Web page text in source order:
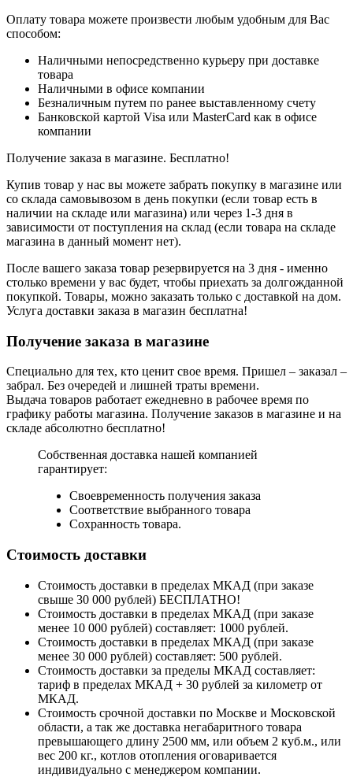
Оплату товара можете произвести любым удобным для Вас
способом:
Наличными непосредственно курьеру при доставке
товара
Наличными в офисе компании
Безналичным путем по ранее выставленному счету
Банковской картой Visa или MasterCard как в офисе
компании
Получение заказа в магазине. Бесплатно!
Купив товар у нас вы можете забрать покупку в магазине или
со склада самовывозом в день покупки (если товар есть в
наличии на складе или магазина) или через 1-3 дня в
зависимости от поступления на склад (если товара на складе
магазина в данный момент нет).
После вашего заказа товар резервируется на 3 дня - именно
столько времени у вас будет, чтобы приехать за долгожданной
покупкой. Товары, можно заказать только с доставкой на дом.
Услуга доставки заказа в магазин бесплатна!
Получение заказа в магазине
Специально для тех, кто ценит свое время. Пришел – заказал –
забрал. Без очередей и лишней траты времени.
Выдача товаров работает ежедневно в рабочее время по
графику работы магазина. Получение заказов в магазине и на
складе абсолютно бесплатно!
Собственная доставка нашей компанией
гарантирует:
Своевременность получения заказа
Соответствие выбранного товара
Сохранность товара.
Стоимость доставки
Стоимость доставки в пределах МКАД (при заказе
свыше 30 000 рублей) БЕСПЛАТНО!
Стоимость доставки в пределах МКАД (при заказе
менее 10 000 рублей) составляет: 1000 рублей.
Стоимость доставки в пределах МКАД (при заказе
менее 30 000 рублей) составляет: 500 рублей.
Стоимость доставки за пределы МКАД составляет:
тариф в пределах МКАД + 30 рублей за километр от
МКАД.
Стоимость срочной доставки по Москве и Московской
области, а так же доставка негабаритного товара
превышающего длину 2500 мм, или объем 2 куб.м., или
вес 200 кг., котлов отопления оговаривается
индивидуально с менеджером компании.